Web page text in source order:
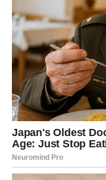
ljubav više nije ista i
straha od promene.
Takvo saznanje neće
odavno priželjkujete.
Slobodni
prošlosti
Ako ste dugo
shvatiti da je vreme